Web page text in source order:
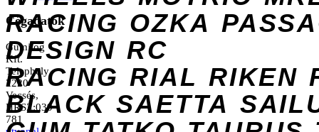
RACING OZKA
DESIGN RC
RACING RIAL RIKEN
BLACK SAETTA
Cégadatok
Gumilog
Kft.
Telephely
2220
Vecsés,
HRSZ:039
781